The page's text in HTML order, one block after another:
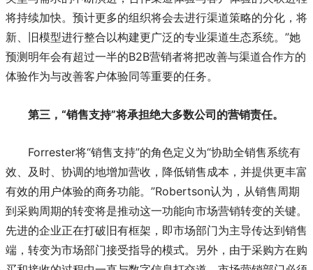
将持续加快。预计更多的组织将会去进行渠道策略的分化，将
新、旧模型进行整合以构建更广泛的专业渠道生态系统。”她
预测明年会有超过一半的B2B营销者将把改善与渠道合作方的
体验作为与改善客户体验同等重要的任务。
第三，“销售支持”将承担绝大多数公司的营销责任。
Forrester将“销售支持”的角色定义为“协助全销售系统有
效、及时、协调的地增加营收，降低销售成本，并提供更丰富
有效的用户体验的商务功能。”Robertson认为，从销售周期
到采购周期的转变将是推动这一功能向市场营销转变的关键。
先进的企业正在打破旧有框架，即市场部门为主导传达到销售
端，转变为市场部门接受指导的模式。另外，由于采购方在购